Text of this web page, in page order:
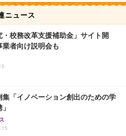
ニュース
・校務改革支援補助金」サイト開
者向け説明会も
集「イノベーション創出のための学